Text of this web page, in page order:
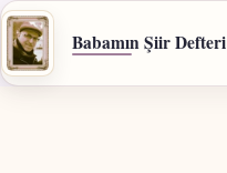
İçeriğe
geç
Babamın Şiir Defteri